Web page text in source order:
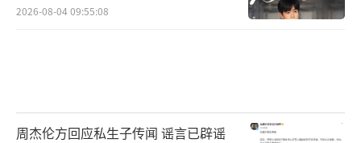
2026-08-04 09:55:08
周杰伦方回应私生子传闻 谣言已辟谣